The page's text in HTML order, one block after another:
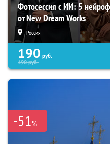
Фотосессия с ИИ: 5
от New Dream Works
Россия
190 руб.
490руб.
-51%